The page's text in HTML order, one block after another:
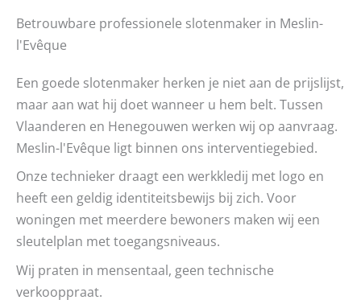
Betrouwbare professionele slotenmaker in Meslin-
l'Evêque
Een goede slotenmaker herken je niet aan de prijslijst,
maar aan wat hij doet wanneer u hem belt. Tussen
Vlaanderen en Henegouwen werken wij op aanvraag.
Meslin-l'Evêque ligt binnen ons interventiegebied.
Onze technieker draagt een werkkledij met logo en
heeft een geldig identiteitsbewijs bij zich. Voor
woningen met meerdere bewoners maken wij een
sleutelplan met toegangsniveaus.
Wij praten in mensentaal, geen technische
verkooppraat.